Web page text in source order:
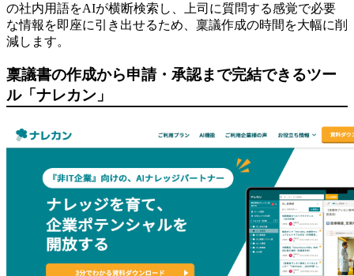
の社内用語をAIが横断検索し、上司に質問する感覚で必要
な情報を即座に引き出せるため、稟議作成の時間を大幅に削
減します。
稟議書の作成から申請・承認まで完結できるツー
ル「ナレカン」